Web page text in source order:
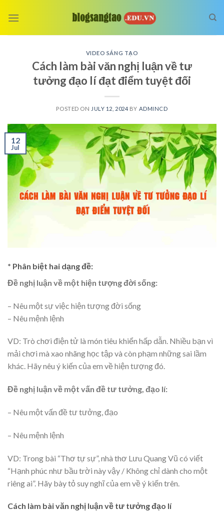
VIDEO SÁNG TẠO
Cách làm bài văn nghị luận về tư
tưởng đạo lí đạt điểm tuyệt đối
POSTED ON JULY 12, 2024 BY ADMINCD
12
Jul
* Phân biệt hai dạng đề:
Đề nghị luận về một hiện tượng đời sống:
– Nêu một sự việc hiện tượng đời sống
– Nêu mệnh lệnh
VD: Trò chơi điện tử là món tiêu khiển hấp dẫn. Nhiều bạn vì
mải chơi mà xao nhãng học tập và còn phạm những sai lầm
khác. Hãy nêu ý kiến của em về hiện tượng đó.
Đề nghị luận về một vấn đề tư tưởng, đạo lí:
– Nêu một vấn đề tư tưởng, đạo
– Nêu mệnh lệnh
VD: Trong bài “Thơ tự sự”, nhà thơ Lưu Quang Vũ có viết
“Hạnh phúc như bầu trời này vậy / Không chỉ dành cho một
riêng ai”. Hãy bày tỏ suy nghĩ của em về ý kiến trên.
Cách làm bài văn nghị luận về tư tưởng đạo lí